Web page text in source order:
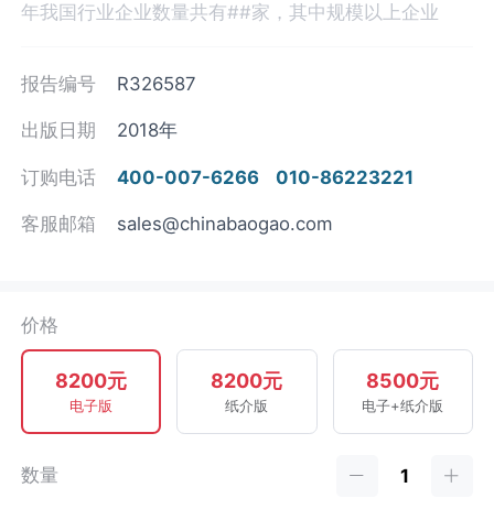
年我国行业企业数量共有##家，其中规模以上企业
报告编号 R326587
出版日期 2018年
订购电话 400-007-6266 010-86223221
客服邮箱 sales@chinabaogao.com
价格
8200元
电子版
8200元
纸介版
8500元
电子+纸介版
数量